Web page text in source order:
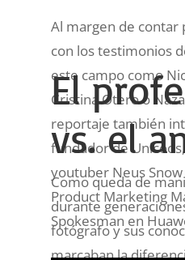
Al margen de contar
con los testimonios
este campo como
Cristina Otero o
reportaje también
fundador de
youtuber Neus
Product Marketing
Spokesman en
El
vs. el
Como queda de
durante
fotógrafo y sus
marcaban la